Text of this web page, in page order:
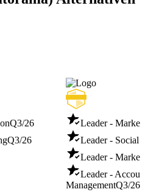
Q3/26
Q3/26
Leader -
Leader - Social
Leader -
Leader -
ManagementQ3/26